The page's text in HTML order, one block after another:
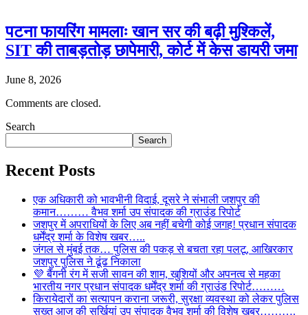
पटना फायरिंग मामलाः खान सर की बढ़ी मुश्किलें,
SIT की ताबड़तोड़ छापेमारी, कोर्ट में केस डायरी जमा
June 8, 2026
Comments are closed.
Search
Search
Recent Posts
एक अधिकारी को भावभीनी विदाई, दूसरे ने संभाली जशपुर की
कमान……… वैभव शर्मा उप संपादक की ग्राउंड रिपोर्ट
जशपुर में अपराधियों के लिए अब नहीं बचेगी कोई जगह! प्रधान संपादक
धर्मेंद्र शर्मा के विशेष खबर…..
जंगल से मुंबई तक… पुलिस की पकड़ से बचता रहा पलटू, आखिरकार
जशपुर पुलिस ने ढूंढ निकाला
💜 बैंगनी रंग में सजी सावन की शाम, खुशियों और अपनत्व से महका
भारतीय नगर प्रधान संपादक धर्मेंद्र शर्मा की ग्राउंड रिपोर्ट………
किरायेदारों का सत्यापन कराना जरूरी, सुरक्षा व्यवस्था को लेकर पुलिस
सख्त आज की सुर्खियां उप संपादक वैभव शर्मा की विशेष खबर……….